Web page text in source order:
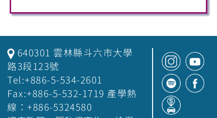
640301 雲林縣斗六市大學
路3段123號
Tel:+886-5-534-2601
Fax:+886-5-532-1719 產學熱
線：+886-5324580